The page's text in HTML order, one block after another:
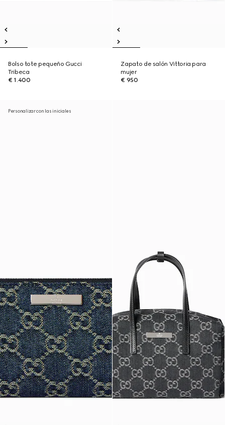
Bolso tote pequeño Gucci
Tribeca
€ 1.400
Zapato de salón Vittoria para
mujer
€ 950
Personalizar con las iniciales